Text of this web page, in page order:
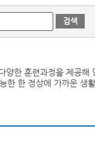
검색
한 훈련과정을 제공해
한 정상에 가까운 생